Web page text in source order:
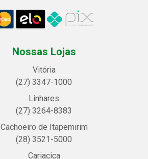
Nossas Lojas
Vitória
(27) 3347-1000
Linhares
(27) 3264-8383
Cachoeiro de Itapemirim
(28) 3521-5000
Cariacica